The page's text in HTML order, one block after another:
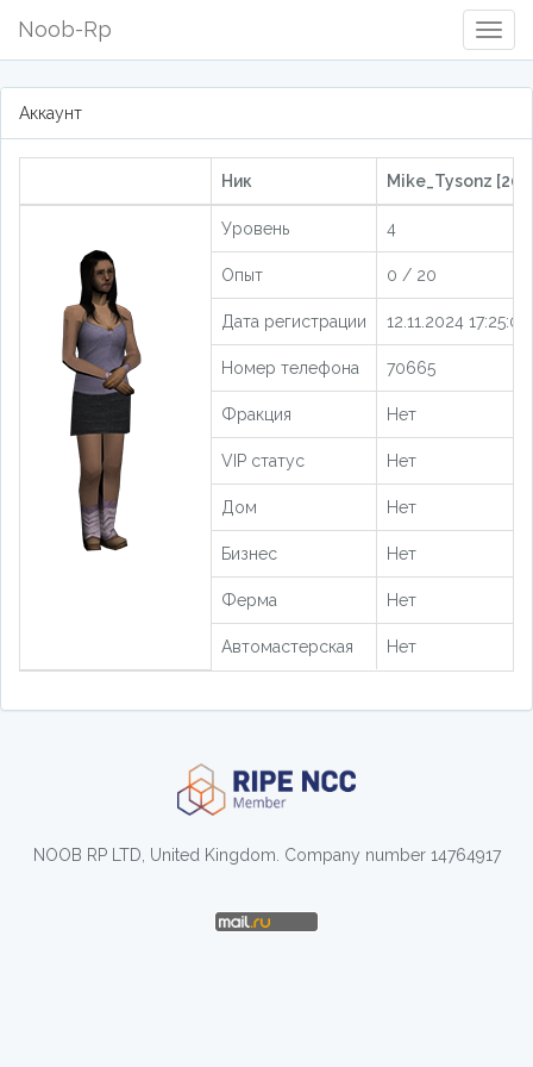
Noob-Rp
Аккаунт
Ник Mike_Tysonz
Уровень 4
Опыт 0 / 20
Дата регистрации 12.11.2024 17:25:05
Номер телефона 70665
Фракция Нет
VIP статус Нет
Дом Нет
Бизнес Нет
Ферма Нет
Автомастерская Нет
NOOB RP LTD, United Kingdom. Company number 14764917